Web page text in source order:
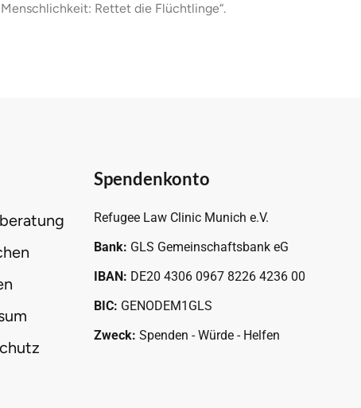
Menschlichkeit: Rettet die Flüchtlinge“.
Spendenkonto
Refugee Law Clinic Munich e.V.
Bank: GLS Gemeinschaftsbank eG
IBAN: DE20 4306 0967 8226 4236 00
BIC: GENODEM1GLS
Zweck: Spenden - Würde - Helfen